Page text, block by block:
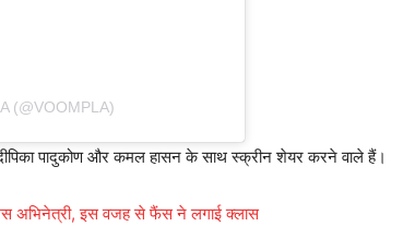
(@VOOMPLA)
पादुकोण और कमल हासन के साथ स्क्रीन शेयर करने वाले हैं।
अभिनेत्री, इस वजह से फैंस ने लगाई क्लास